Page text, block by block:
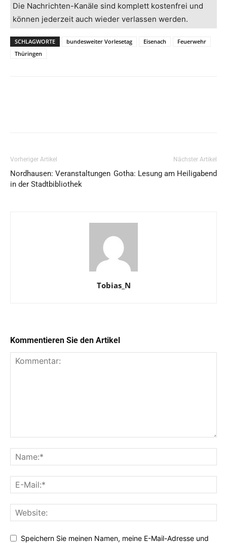
Die Nachrichten-Kanäle sind komplett kostenfrei und
können jederzeit auch wieder verlassen werden.
SCHLAGWORTE bundesweiter Vorlesetag Eisenach
Feuerwehr
Thüringen
Vorheriger Artikel
Nordhausen: Veranstaltungen
in der Stadtbibliothek
Nächster Artikel
Gotha: Lesung am Heiligabend
Tobias_N
Kommentieren Sie den Artikel
Speichern Sie meinen Namen, meine E-Mail-Adresse und